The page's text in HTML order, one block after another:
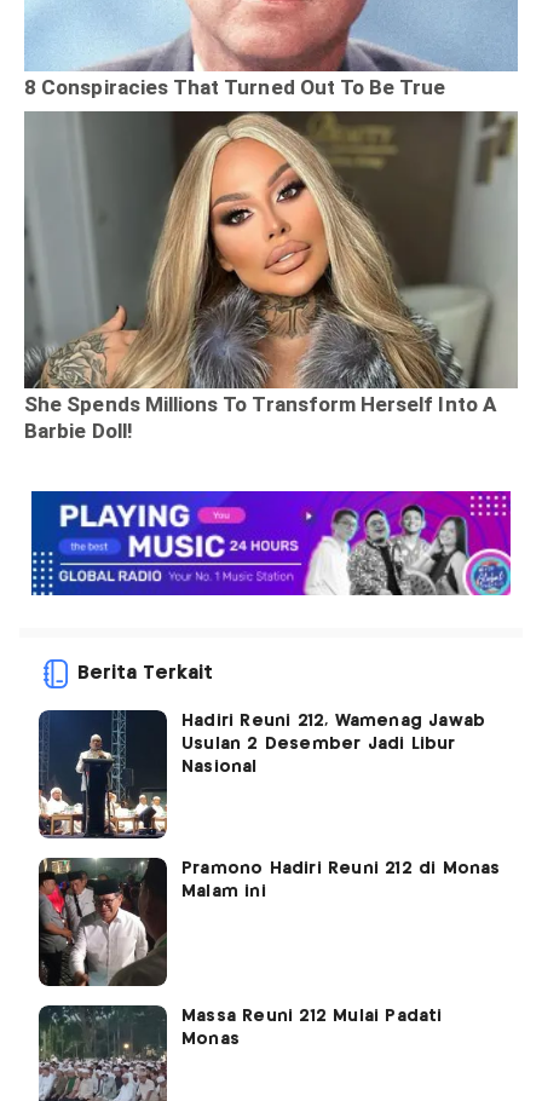
Berita Terkait
Hadiri Reuni 212, Wamenag Jawab
Usulan 2 Desember Jadi Libur
Nasional
Pramono Hadiri Reuni 212 di Monas
Malam ini
Massa Reuni 212 Mulai Padati
Monas